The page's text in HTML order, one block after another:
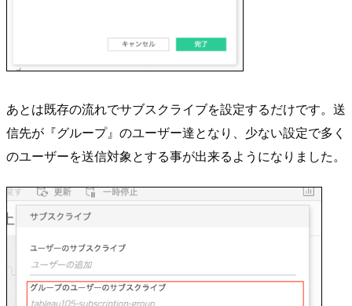
あとは既存の流れでサブスクライブを設定するだけです。送
信先が『グループ』のユーザー達となり、少ない設定で多く
のユーザーを送信対象とする事が出来るようになりました。